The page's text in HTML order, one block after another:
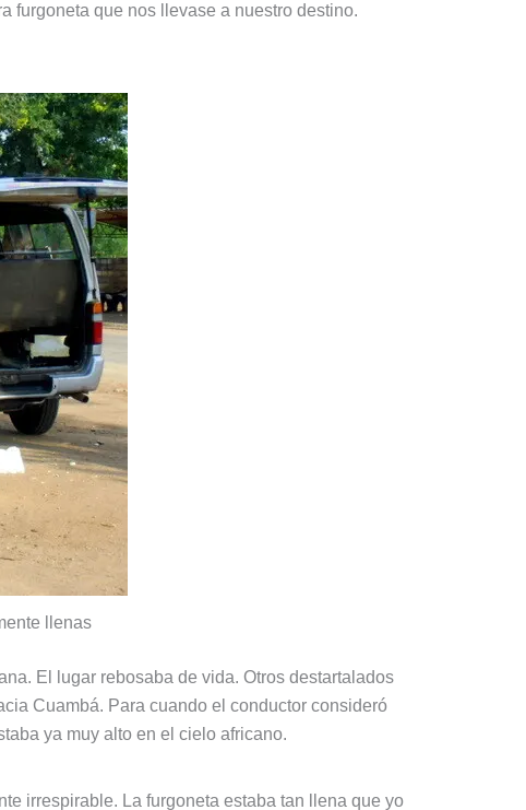
furgoneta que nos llevase a nuestro destino.
llenas
El lugar rebosaba de vida. Otros destartalados
Cuambá. Para cuando el conductor consideró
ya muy alto en el cielo africano.
irrespirable. La furgoneta estaba tan llena que yo